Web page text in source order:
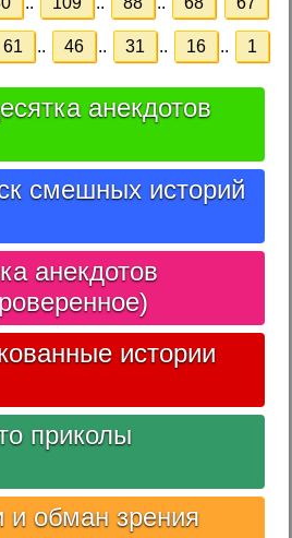
61 .. 46 .. 31 .. 16 .. 1
анекдотов
смешных историй
анекдотов
истории
приколы
обман зрения